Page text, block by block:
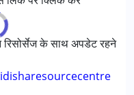
रिसोर्सेज के साथ अपडेट रहने